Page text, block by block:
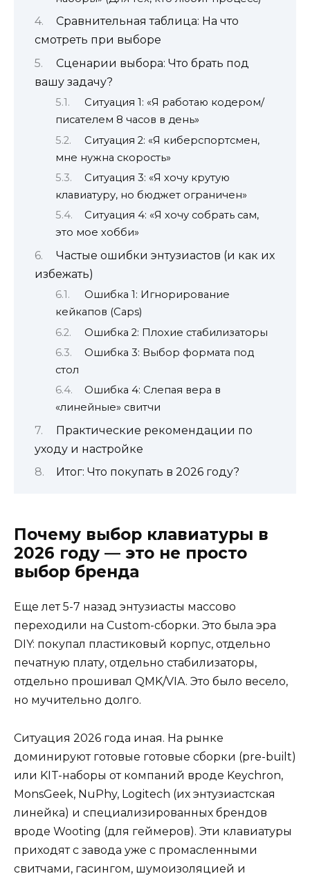
Сравнительная таблица: На что
смотреть при выборе
Сценарии выбора: Что брать под
вашу задачу?
Ситуация 1: «Я работаю кодером/
писателем 8 часов в день»
Ситуация 2: «Я киберспортсмен,
мне нужна скорость»
Ситуация 3: «Я хочу крутую
клавиатуру, но бюджет ограничен»
Ситуация 4: «Я хочу собрать сам,
это мое хобби»
Частые ошибки энтузиастов (и как их
избежать)
Ошибка 1: Игнорирование
кейкапов (Caps)
Ошибка 2: Плохие стабилизаторы
Ошибка 3: Выбор формата под
стол
Ошибка 4: Слепая вера в
«линейные» свитчи
Практические рекомендации по
уходу и настройке
Итог: Что покупать в 2026 году?
Почему выбор клавиатуры в
2026 году — это не просто
выбор бренда
Еще лет 5-7 назад энтузиасты массово
переходили на Custom-сборки. Это была эра
DIY: покупал пластиковый корпус, отдельно
печатную плату, отдельно стабилизаторы,
отдельно прошивал QMK/VIA. Это было весело,
но мучительно долго.
Ситуация 2026 года иная. На рынке
доминируют готовые готовые сборки (pre-built)
или KIT-наборы от компаний вроде Keychron,
MonsGeek, NuPhy, Logitech (их энтузиастская
линейка) и специализированных брендов
вроде Wooting (для геймеров). Эти клавиатуры
приходят с завода уже с промасленными
свитчами, гасингом, шумоизоляцией и